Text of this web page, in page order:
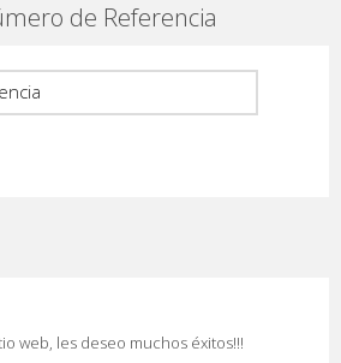
de Referencia
web, les deseo muchos éxitos!!!